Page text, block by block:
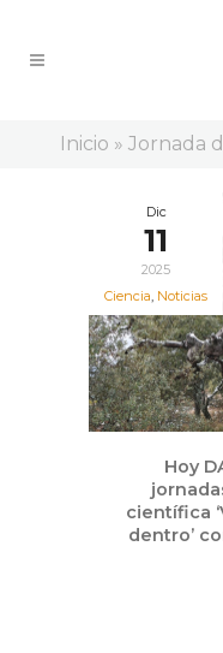
Inicio » Jornada
Dic
11
2025
Ciencia, Noticias
Hoy
científica
dentro’